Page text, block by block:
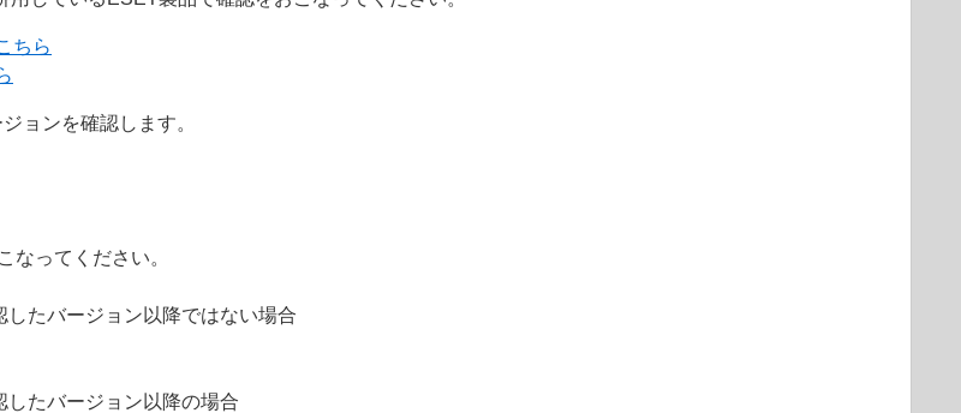
ちら
ョンを確認します。
なってください。
たバージョン以降ではない場合
たバージョン以降の場合